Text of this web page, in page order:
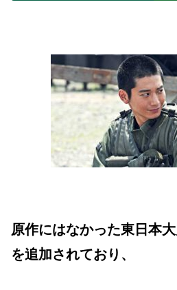
原作にはなかった東日本
を追加されており、